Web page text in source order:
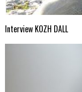
Interview KOZH DALL